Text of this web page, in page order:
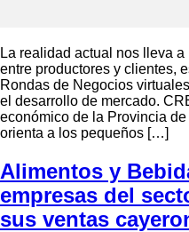
La realidad actual nos lleva
entre productores y clientes,
Rondas de Negocios
el desarrollo de mercado.
económico de la Provincia
orienta a los pequeños […]
Alimentos y
empresas del
sus ventas